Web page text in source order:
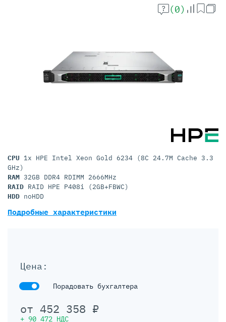
(0)
Цена:
Порадовать бухгалтера
от 452 358 ₽
+ 90 472 НДС
CPU 1x HPE Intel Xeon Gold 6234 (8C 24.7M Cache 3.3
GHz)
RAM 32GB DDR4 RDIMM 2666MHz
RAID RAID HPE P408i (2GB+FBWC)
HDD noHDD
Подробные характеристики